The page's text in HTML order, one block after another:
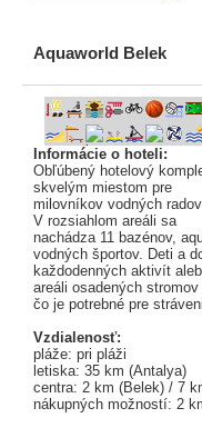
Aquaworld Belek
Informácie o hoteli:
Obľúbený hotelový
skvelým miestom pre
milovníkov vodných
V rozsiahlom areáli sa
nachádza 11 bazénov,
vodných športov. Deti a
každodenných aktivít
areáli osadených
čo je potrebné pre
Vzdialenosť:
pláže: pri pláži
letiska: 35 km (Antalya)
centra: 2 km (Belek) / 7
nákupných možností: 2